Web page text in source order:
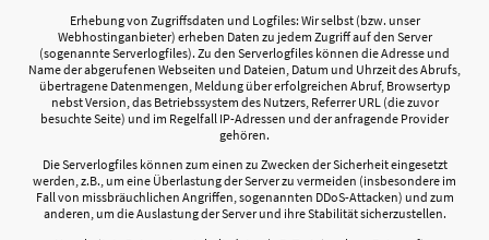
Erhebung von Zugriffsdaten und Logfiles: Wir selbst (bzw. unser
Webhostinganbieter) erheben Daten zu jedem Zugriff auf den Server
(sogenannte Serverlogfiles). Zu den Serverlogfiles können die Adresse und
Name der abgerufenen Webseiten und Dateien, Datum und Uhrzeit des Abrufs,
übertragene Datenmengen, Meldung über erfolgreichen Abruf, Browsertyp
nebst Version, das Betriebssystem des Nutzers, Referrer URL (die zuvor
besuchte Seite) und im Regelfall IP-Adressen und der anfragende Provider
gehören.
Die Serverlogfiles können zum einen zu Zwecken der Sicherheit eingesetzt
werden, z.B., um eine Überlastung der Server zu vermeiden (insbesondere im
Fall von missbräuchlichen Angriffen, sogenannten DDoS-Attacken) und zum
anderen, um die Auslastung der Server und ihre Stabilität sicherzustellen.